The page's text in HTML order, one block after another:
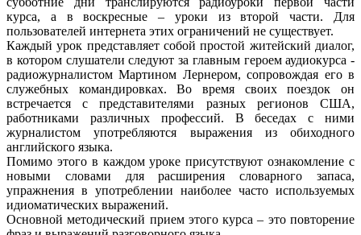
курса, а в воскресные – уроки из второй части. Для
пользователей интернета этих ограничений не существует.
Каждый урок представляет собой простой житейский диалог,
в котором слушатели следуют за главным героем аудиокурса -
радиожурналистом Мартином Лернером, сопровождая его в
служебных командировках. Во время своих поездок он
встречается с представителями разных регионов США,
работниками различных профессий. В беседах с ними
журналистом употребляются выражения из обиходного
английского языка.
Помимо этого в каждом уроке присутствуют ознакомление с
новыми словами для расширения словарного запаса,
упражнения в употреблении наиболее часто используемых
идиоматических выражений.
Основной методический прием этого курса – это повторение